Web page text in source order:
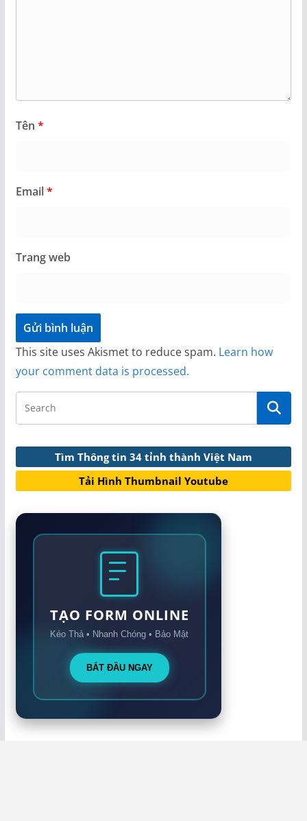
Tên *
Email*
Trang web
This site uses Akismet to reduce spam. Learn how
your comment data is processed.
Tìm Thông tin 34 tỉnh thành Việt Nam
Tải Hình Thumbnail Youtube
TẠO FORM ONLINE
Kéo Thả • Nhanh Chóng • Bảo Mật
BẮT ĐẦU NGAY